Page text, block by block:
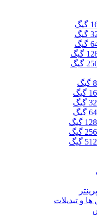
و تبدیلات